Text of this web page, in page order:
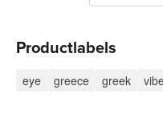
Productlabels
eye greece greek